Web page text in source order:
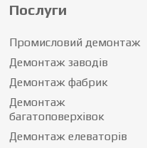
Послуги
Промисловий демонтаж
Демонтаж заводів
Демонтаж фабрик
Демонтаж
багатоповерхівок
Демонтаж елеваторів